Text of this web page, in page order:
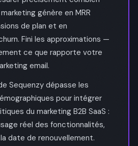
génère en MRR
de plan et en
Fini les approximations —
ce que rapporte votre
email.
Sequenzy dépasse les
pour intégrer
du marketing B2B SaaS :
réel des fonctionnalités,
date de renouvellement.